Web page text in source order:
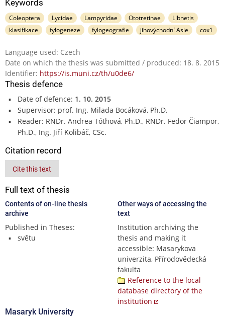
Keywords
Coleoptera Lycidae Lampyridae Ototretinae
Libnetis
klasifikace
fylogeneze fylogeografie jihovýchodní Asie cox1
Language used: Czech
Date on which the thesis was submitted / produced: 18. 8. 2015
Identifier: https://is.muni.cz/th/u0de6/
Thesis defence
Date of defence: 1. 10. 2015
Supervisor: prof. Ing. Milada Bocáková, Ph.D.
Reader: RNDr. Andrea Tóthová, Ph.D., RNDr. Fedor Čiampor,
Ph.D., Ing. Jiří Kolibáč, CSc.
Citation record
Cite this text
Full text of thesis
Contents of on-line thesis
archive
Published in Theses:
světu
Other ways of accessing the
text
Institution archiving the
thesis and making it
accessible: Masarykova
univerzita, Přírodovědecká
fakulta
Reference to the local
database directory of the
institution
Masaryk University